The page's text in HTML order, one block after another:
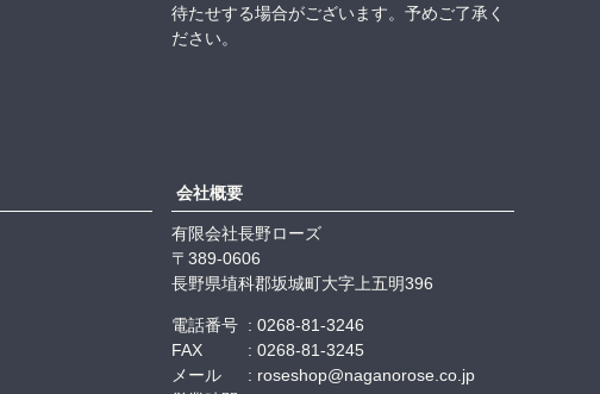
待たせする場合がございます。予めご了承く
ださい。
会社概要
有限会社長野ローズ
389-0606
長野県埴科郡坂城町大字上五明396
電話番号
0268-81-3246
FAX
0268-81-3245
メール
roseshop@naganorose.co.jp